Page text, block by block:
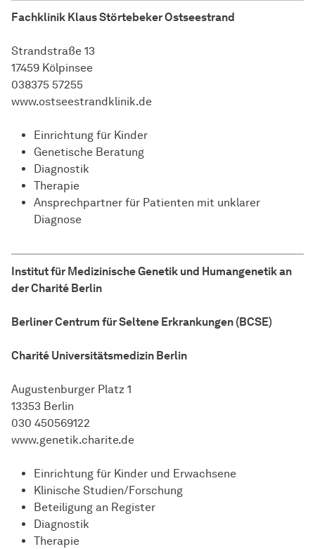
Fachklinik Klaus Störtebeker Ostseestrand
Strandstraße 13
17459 Kölpinsee
038375 57255
www.ostseestrandklinik.de
Einrichtung für Kinder
Genetische Beratung
Diagnostik
Therapie
Ansprechpartner für Patienten mit unklarer
Diagnose
Institut für Medizinische Genetik und Humangenetik an
der Charité Berlin
Berliner Centrum für Seltene Erkrankungen (BCSE)
Charité Universitätsmedizin Berlin
Augustenburger Platz 1
13353 Berlin
030 450569122
www.genetik.charite.de
Einrichtung für Kinder und Erwachsene
Klinische Studien/Forschung
Beteiligung an Register
Diagnostik
Therapie